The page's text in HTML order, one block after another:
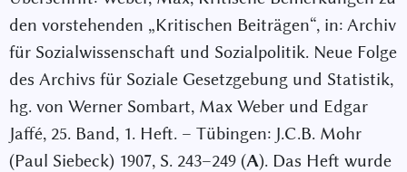
den vorstehenden „Kritischen Beiträgen“, in: Archiv
für Sozialwissenschaft und Sozialpolitik. Neue Folge
des Archivs für Soziale Gesetzgebung und Statistik,
hg. von Werner Sombart, Max Weber und Edgar
Jaffé, 25. Band, 1. Heft. – Tübingen: J.C.B. Mohr
(Paul Siebeck) 1907, S. 243–249 (A). Das Heft wurde